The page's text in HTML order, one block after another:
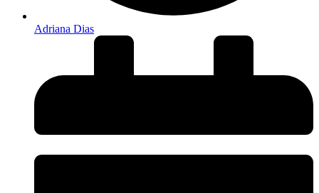
Adriana Dias